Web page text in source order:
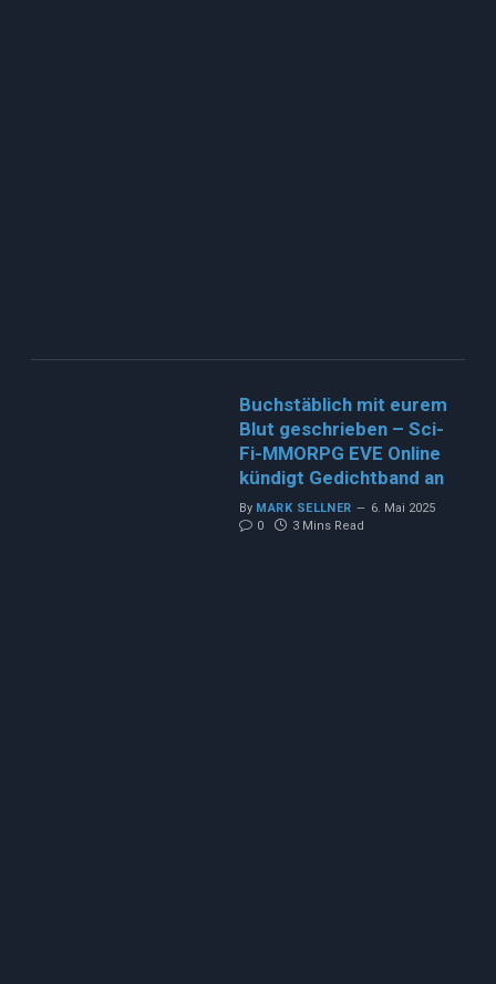
Buchstäblich mit eurem
Blut geschrieben – Sci-
Fi-MMORPG EVE Online
kündigt Gedichtband an
By MARK SELLNER
6. Mai 2025
0
3 Mins Read